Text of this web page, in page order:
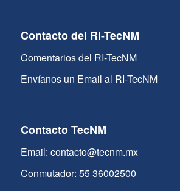
Contacto del RI-TecNM
Comentarios del RI-TecNM
Envíanos un Email al RI-TecNM
Contacto TecNM
Email: contacto@tecnm.mx
Conmutador: 55 36002500